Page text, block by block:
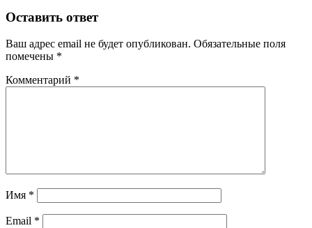
Оставить ответ
Ваш адрес email не будет опубликован. Обязательные поля
помечены *
Комментарий *
Имя *
Email *